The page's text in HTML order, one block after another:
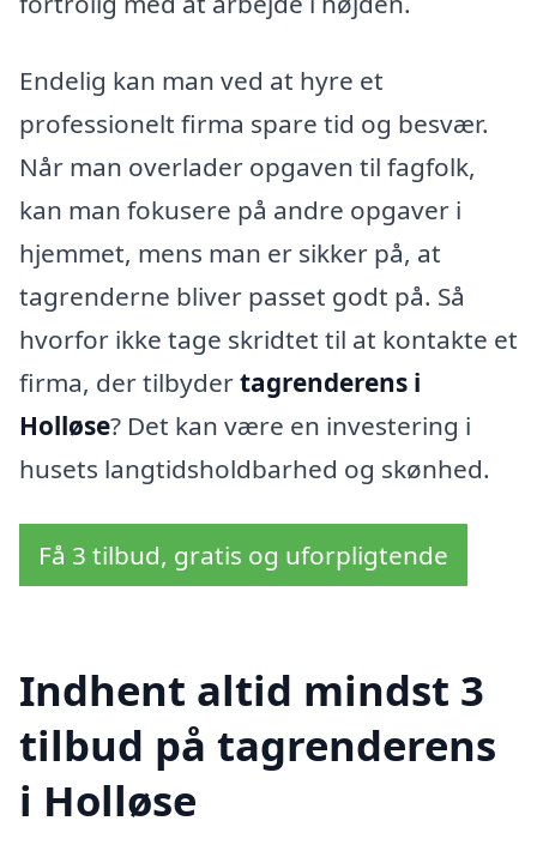
Endelig kan man ved at hyre et
professionelt firma spare tid og besvær.
Når man overlader opgaven til fagfolk,
kan man fokusere på andre opgaver i
hjemmet, mens man er sikker på, at
tagrenderne bliver passet godt på. Så
hvorfor ikke tage skridtet til at kontakte et
firma, der tilbydertagrenderens i
Holløse? Det kan være en investering i
husets langtidsholdbarhed og skønhed.
Få 3 tilbud, gratis og uforpligtende
Indhent altid mindst 3
tilbud på tagrenderens
i Holløse